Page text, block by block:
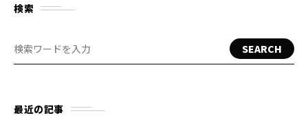
検索
SEARCH
最近の記事